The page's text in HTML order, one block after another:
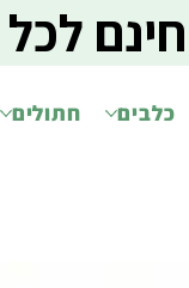
כלבים חתולים